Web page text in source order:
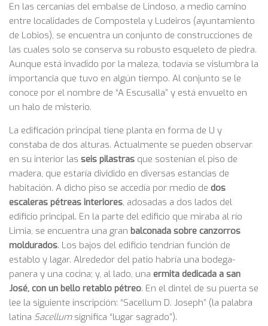
En las cercanías del embalse de Lindoso, a medio camino
entre localidades de Compostela y Ludeiros (ayuntamiento
de Lobios), se encuentra un conjunto de construcciones de
las cuales solo se conserva su robusto esqueleto de piedra.
Aunque está invadido por la maleza, todavía se vislumbra la
importancia que tuvo en algún tiempo. Al conjunto se le
conoce por el nombre de “A Escusalla” y está envuelto en
un halo de misterio.
La edificación principal tiene planta en forma de U y
constaba de dos alturas. Actualmente se pueden observar
en su interior las seis pilastras que sostenían el piso de
madera, que estaría dividido en diversas estancias de
habitación. A dicho piso se accedía por medio de dos
escaleras pétreas interiores, adosadas a dos lados del
edificio principal. En la parte del edificio que miraba al río
Limia, se encuentra una gran balconada sobre canzorros
moldurados. Los bajos del edificio tendrían función de
establo y lagar. Alrededor del patio habría una bodega-
panera y una cocina; y, al lado, una ermita dedicada a san
José, con un bello retablo pétreo. En el dintel de su puerta se
lee la siguiente inscripción: “Sacellum D. Joseph” (la palabra
latina Sacellumsignifica “lugar sagrado”).